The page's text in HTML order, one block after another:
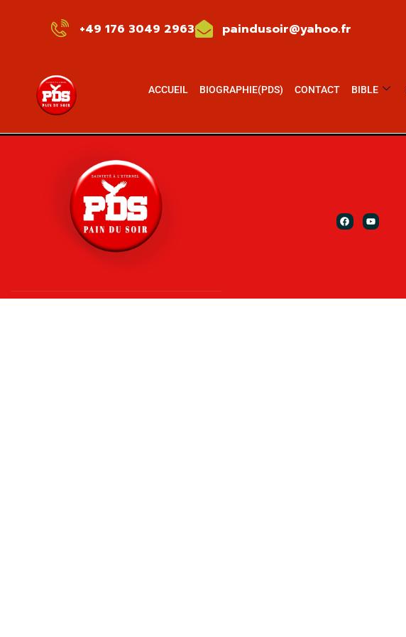
+49 176 3049 2963 paindusoir@yahoo.fr
ACCUEIL BIOGRAPHIE(PDS) CONTACT BIBLE